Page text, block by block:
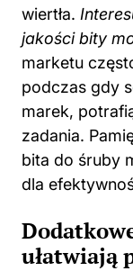
wiertła.
jakości bity
marketu
podczas gdy
marek,
zadania.
bita do śruby
dla
ułatwiają